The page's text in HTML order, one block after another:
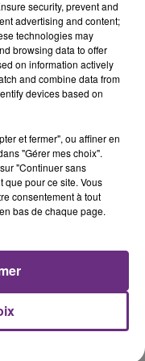
CHOOZ
centrale
Une situation
security, prevent and
advertising and content;
technologies may
browsing data to offer
on information actively
and combine data from
devices based on
et fermer", ou affiner en
"Gérer mes choix".
"Continuer sans
que pour ce site. Vous
consentement à tout
bas de chaque page.